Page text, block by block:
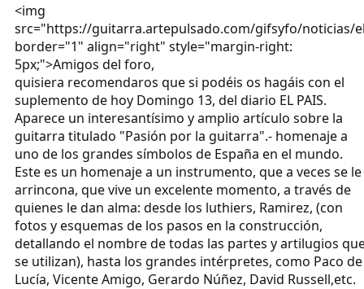
<img
src="https://guitarra.artepulsado.com/gifsyfo/noticias/
border="1" align="right" style="margin-right:
5px;">Amigos del foro,
quisiera recomendaros que si podéis os hagáis con el
suplemento de hoy Domingo 13, del diario EL PAIS.
Aparece un interesantísimo y amplio artículo sobre la
guitarra titulado "Pasión por la guitarra".- homenaje a
uno de los grandes símbolos de España en el mundo.
Este es un homenaje a un instrumento, que a veces se le
arrincona, que vive un excelente momento, a través de
quienes le dan alma: desde los luthiers, Ramirez, (con
fotos y esquemas de los pasos en la construcción,
detallando el nombre de todas las partes y artilugios
se utilizan), hasta los grandes intérpretes, como Paco de
Lucía, Vicente Amigo, Gerardo Núñez, David Russell,etc.